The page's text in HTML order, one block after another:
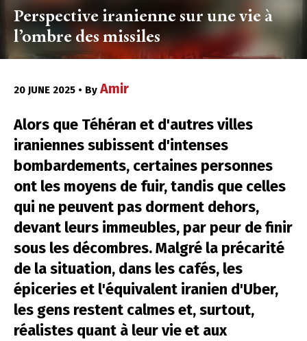
Perspective iranienne sur une vie à
l’ombre des missiles
20 JUNE 2025 • ByAmir
Alors que Téhéran et d'autres villes
iraniennes subissent d'intenses
bombardements, certaines personnes
ont les moyens de fuir, tandis que celles
qui ne peuvent pas dorment dehors,
devant leurs immeubles, par peur de finir
sous les décombres. Malgré la précarité
de la situation, dans les cafés, les
épiceries et l'équivalent iranien d'Uber,
les gens restent calmes et, surtout,
réalistes quant à leur vie et aux